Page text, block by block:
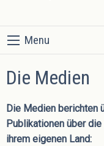
Menu
Die Medien
Die Medien berichten
Publikationen über
ihrem eigenen Land: